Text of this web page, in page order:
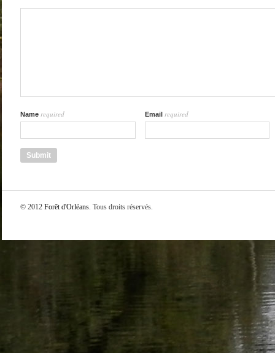
Name required Email required
© 2012 Forêt d'Orléans. Tous droits réservés.